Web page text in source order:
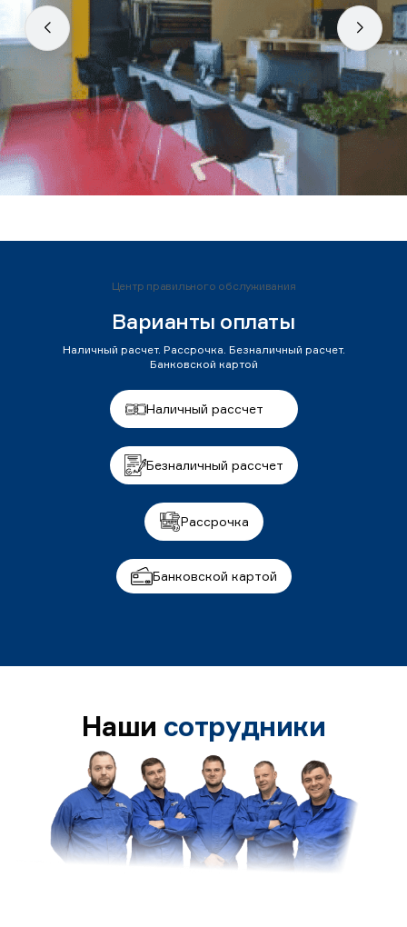
Центр правильного обслуживания
Варианты оплаты
Наличный расчет. Рассрочка. Безналичный расчет.
Банковской картой
Наличный рассчет
Безналичный рассчет
Рассрочка
Банковской картой
Наши сотрудники